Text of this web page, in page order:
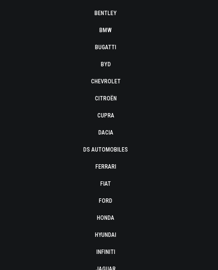
BENTLEY
BMW
BUGATTI
BYD
CHEVROLET
CITROËN
CUPRA
DACIA
DS AUTOMOBILES
FERRARI
FIAT
FORD
HONDA
HYUNDAI
INFINITI